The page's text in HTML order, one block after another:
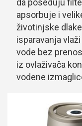
da poseduju
apsorbuje i
životinjske
isparavanja
vode bez
iz ovlaživača
vodene